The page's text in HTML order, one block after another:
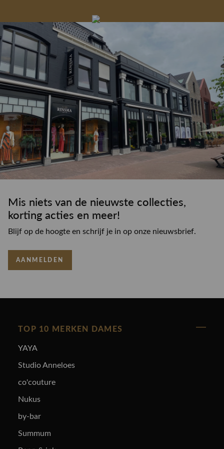
drankje
Gratis retourneren in
de winkel
Deskundig
kledingadvies
Mis niets van de nieuwste collecties,
korting acties en meer!
Blijf op de hoogte en schrijf je in op onze nieuwsbrief.
AANMELDEN
TOP 10 MERKEN DAMES
YAYA
Studio Anneloes
co'couture
Nukus
by-bar
Summum